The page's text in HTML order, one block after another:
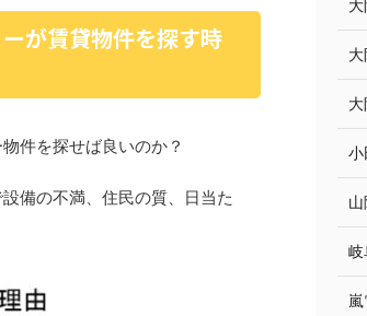
が賃貸物件を探す時
件を探せば良いのか？
備の不満、住民の質、日当た
小
岐